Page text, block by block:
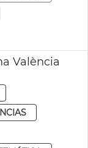
València